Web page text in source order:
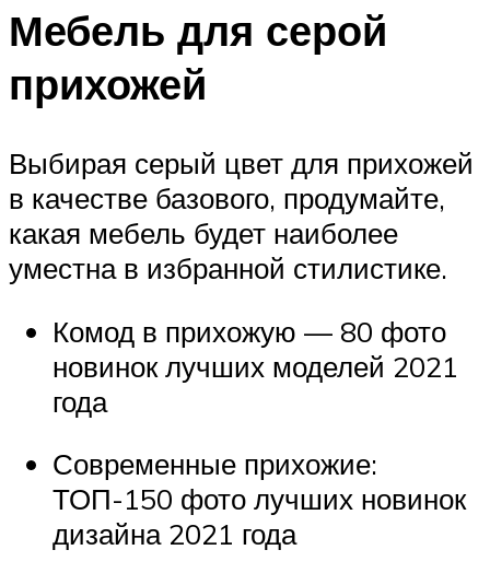
Мебель для серой
прихожей
Выбирая серый цвет для прихожей
в качестве базового, продумайте,
какая мебель будет наиболее
уместна в избранной стилистике.
Комод в прихожую — 80 фото
новинок лучших моделей 2021
года
Современные прихожие:
ТОП-150 фото лучших новинок
дизайна 2021 года